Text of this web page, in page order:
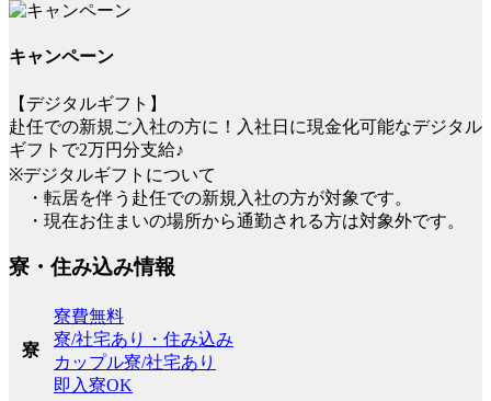
キャンペーン
【デジタルギフト】
赴任での新規ご入社の方に！入社日に現金化可能なデジタル
ギフトで2万円分支給♪
※デジタルギフトについて
・転居を伴う赴任での新規入社の方が対象です。
・現在お住まいの場所から通勤される方は対象外です。
寮・住み込み情報
寮
寮費無料
寮/社宅あり・住み込み
カップル寮/社宅あり
即入寮OK